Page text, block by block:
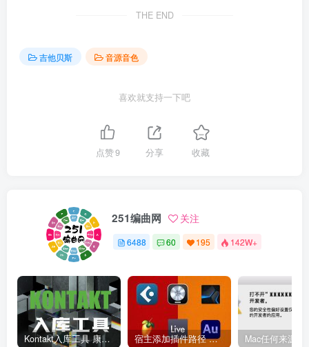
THE END
吉他贝斯 音源音色
喜欢就支持一下吧
点赞9 分享 收藏
251编曲网 关注
6488 60 195 142W+
Kontakt入库工具 康泰克入库教程 宿主添加插件路径 插件路径设置 VSTPlugins路径